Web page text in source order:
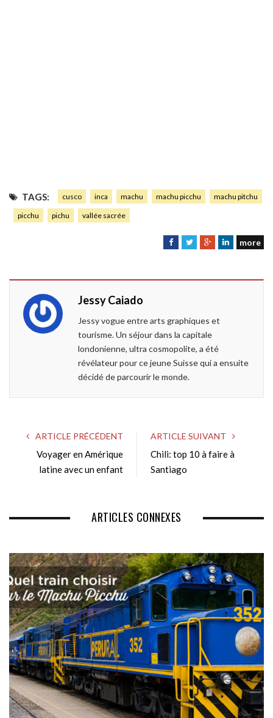
TAGS: cusco inca machu machu picchu machu pitchu
picchu pichu vallée sacrée
F
o
k
T
r
G
+
L
more
Jessy Caiado
Jessy vogue entre arts graphiques et
tourisme. Un séjour dans la capitale
londonienne, ultra cosmopolite, a été
révélateur pour ce jeune Suisse qui a ensuite
décidé de parcourir le monde.
ARTICLE PRÉCÉDENT
Voyager en Amérique
latine avec un enfant
ARTICLE SUIVANT
Chili: top 10 à faire à
Santiago
ARTICLES CONNEXES